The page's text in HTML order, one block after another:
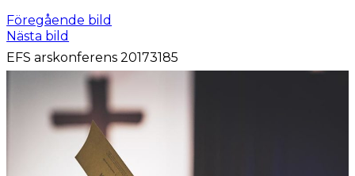
Föregående bild
Nästa bild
EFS arskonferens 20173185